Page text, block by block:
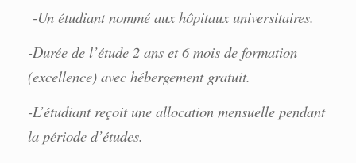
-Un étudiant nommé aux hôpitaux universitaires.
-Durée de l’étude 2 ans et 6 mois de formation
(excellence) avec hébergement gratuit.
-L’étudiant reçoit une allocation mensuelle pendant
la période d’études.